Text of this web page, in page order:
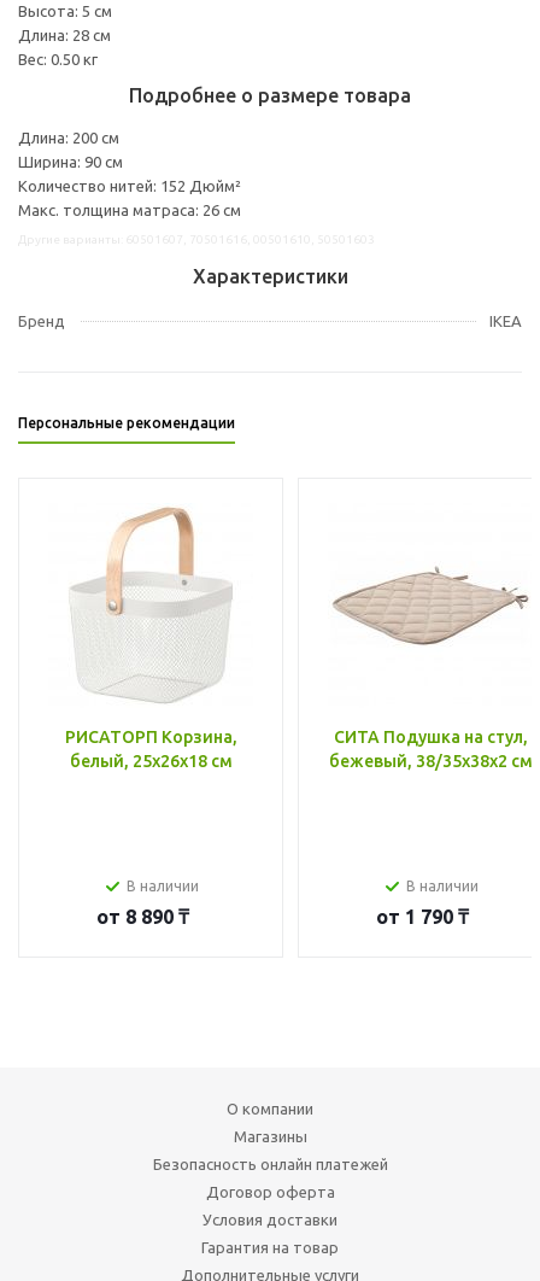
Высота: 5 см
Длина: 28 см
Вес: 0.50 кг
Подробнее о размере товара
Длина: 200 см
Ширина: 90 см
Количество нитей: 152 Дюйм²
Макс. толщина матраса: 26 см
Характеристики
Бренд IKEA
Персональные рекомендации
РИСАТОРП Корзина,
белый, 25x26x18 см
В наличии
от 8 890 ₸
СИТА Подушка на стул,
бежевый, 38/35x38x2 см
В наличии
от 1 790 ₸
О компании
Магазины
Безопасность онлайн платежей
Договор оферта
Условия доставки
Гарантия на товар
Дополнительные услуги